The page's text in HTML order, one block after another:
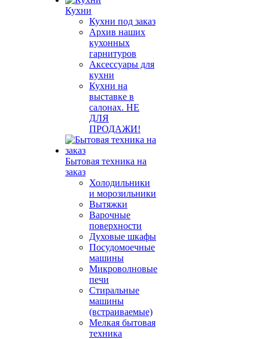
Кухни
Кухни под заказ
Архив наших
кухонных
гарнитуров
Аксессуары для
кухни
Кухни на
выставке в
салонах. НЕ
ДЛЯ
ПРОДАЖИ!
Бытовая техника на
заказ
Холодильники
и морозильники
Вытяжки
Варочные
поверхности
Духовые шкафы
Посудомоечные
машины
Микроволновые
печи
Стиральные
машины
(встраиваемые)
Мелкая бытовая
техника